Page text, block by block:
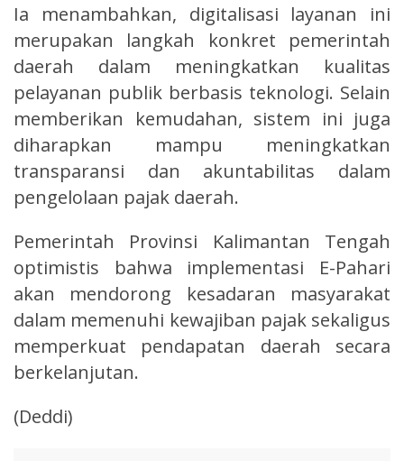
Ia menambahkan, digitalisasi layanan ini
merupakan langkah konkret pemerintah
daerah dalam meningkatkan kualitas
pelayanan publik berbasis teknologi. Selain
memberikan kemudahan, sistem ini juga
diharapkan mampu meningkatkan
transparansi dan akuntabilitas dalam
pengelolaan pajak daerah.
Pemerintah Provinsi Kalimantan Tengah
optimistis bahwa implementasi E-Pahari
akan mendorong kesadaran masyarakat
dalam memenuhi kewajiban pajak sekaligus
memperkuat pendapatan daerah secara
berkelanjutan.
(Deddi)